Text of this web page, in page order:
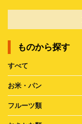
ものから探す
すべて
お米・パン
フルーツ類